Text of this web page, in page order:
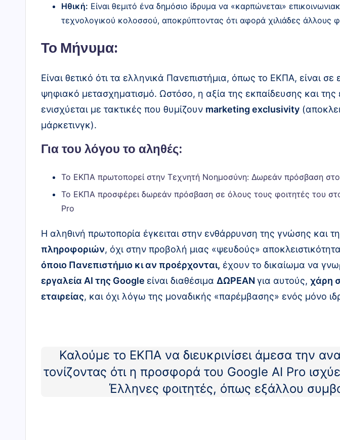
Ηθική: Είναι θεμιτό ένα δημόσιο ίδρυμα να «καρπώνεται»
τεχνολογικού κολοσσού, αποκρύπτοντας ότι αφορά χιλιάδες άλλους
Το Μήνυμα:
Είναι θετικό ότι τα ελληνικά Πανεπιστήμια, όπως το ΕΚΠΑ, είναι
ψηφιακό μετασχηματισμό. Ωστόσο, η αξία της εκπαίδευσης και της
ενισχύεται με τακτικές που θυμίζουν marketing exclusivity
μάρκετινγκ).
Για του λόγου το αληθές:
Το ΕΚΠΑ πρωτοπορεί στην Τεχνητή Νοημοσύνη: Δωρεάν πρόσβαση
Το ΕΚΠΑ προσφέρει δωρεάν πρόσβαση σε όλους τους φοιτητές του
Pro
Η αληθινή πρωτοπορία έγκειται στην ενθάρρυνση της γνώσης και
πληροφοριών, όχι στην προβολή μιας «ψευδούς»
όποιο Πανεπιστήμιο κι αν προέρχονται, έχουν το δικαίωμα να
εργαλεία AI της Google είναι διαθέσιμα ΔΩΡΕΑΝ για αυτούς, χάρη
εταιρείας, και όχι λόγω της μοναδικής «παρέμβασης» ενός μόνο
Καλούμε το ΕΚΠΑ να διευκρινίσει άμεσα την
τονίζοντας ότι η προσφορά του Google AI Pro
Έλληνες φοιτητές, όπως εξάλλου